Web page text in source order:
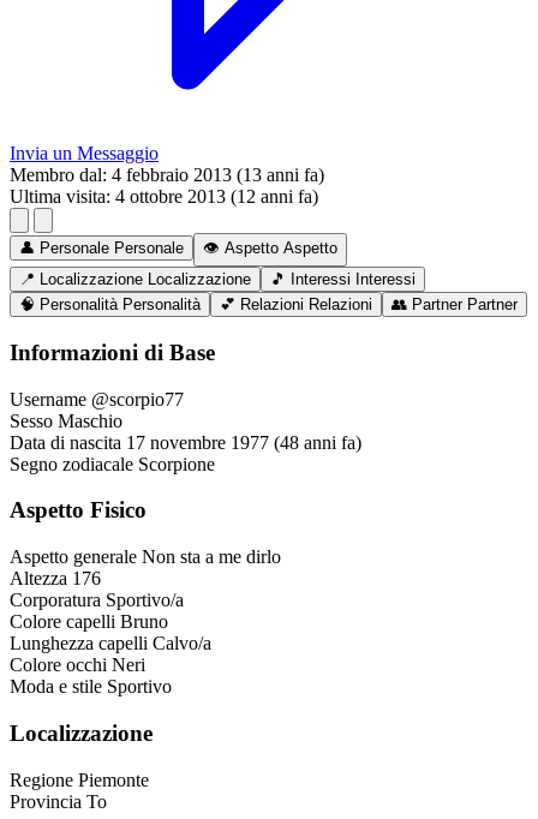
Invia un Messaggio
Membro dal: 4 febbraio 2013 (13 anni fa)
Ultima visita: 4 ottobre 2013 (12 anni fa)
👤 Personale Personale 👁️ Aspetto Aspetto
📍 Localizzazione Localizzazione 🎵 Interessi Interessi
🧠 Personalità Personalità 💕 Relazioni Relazioni 👥 Partner Partner
Informazioni di Base
Username @scorpio77
Sesso Maschio
Data di nascita 17 novembre 1977 (48 anni fa)
Segno zodiacale Scorpione
Aspetto Fisico
Aspetto generale Non sta a me dirlo
Altezza 176
Corporatura Sportivo/a
Colore capelli Bruno
Lunghezza capelli Calvo/a
Colore occhi Neri
Moda e stile Sportivo
Localizzazione
Regione Piemonte
Provincia To